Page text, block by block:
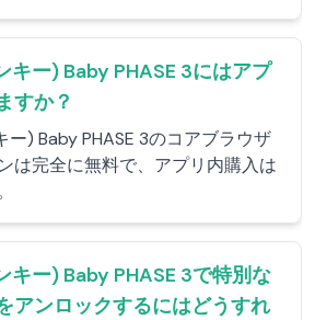
キー) Baby PHASE 3にはアプ
すか？
) Baby PHASE 3のコアブラウザ
は完全に無料で、アプリ内購入は
キー) Baby PHASE 3で特別な
アンロックするにはどうすれ